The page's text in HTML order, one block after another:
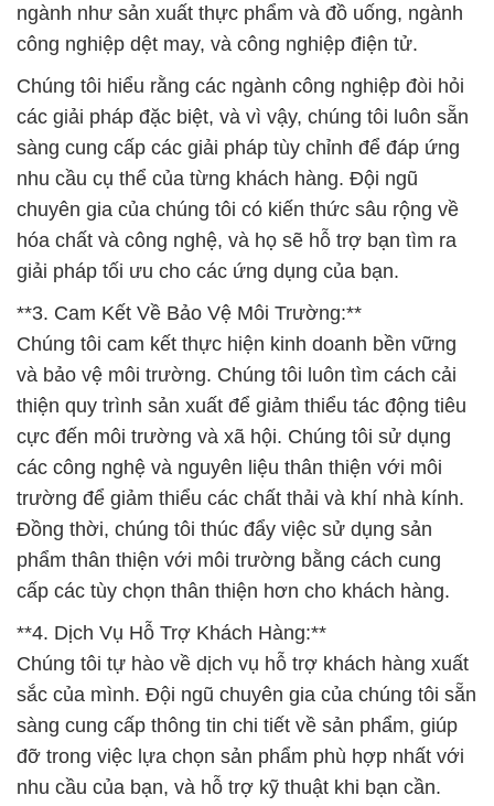
ngành như sản xuất thực phẩm và đồ uống, ngành
công nghiệp dệt may, và công nghiệp điện tử.
Chúng tôi hiểu rằng các ngành công nghiệp đòi hỏi
các giải pháp đặc biệt, và vì vậy, chúng tôi luôn sẵn
sàng cung cấp các giải pháp tùy chỉnh để đáp ứng
nhu cầu cụ thể của từng khách hàng. Đội ngũ
chuyên gia của chúng tôi có kiến thức sâu rộng về
hóa chất và công nghệ, và họ sẽ hỗ trợ bạn tìm ra
giải pháp tối ưu cho các ứng dụng của bạn.
**3. Cam Kết Về Bảo Vệ Môi Trường:**
Chúng tôi cam kết thực hiện kinh doanh bền vững
và bảo vệ môi trường. Chúng tôi luôn tìm cách cải
thiện quy trình sản xuất để giảm thiểu tác động tiêu
cực đến môi trường và xã hội. Chúng tôi sử dụng
các công nghệ và nguyên liệu thân thiện với môi
trường để giảm thiểu các chất thải và khí nhà kính.
Đồng thời, chúng tôi thúc đẩy việc sử dụng sản
phẩm thân thiện với môi trường bằng cách cung
cấp các tùy chọn thân thiện hơn cho khách hàng.
**4. Dịch Vụ Hỗ Trợ Khách Hàng:**
Chúng tôi tự hào về dịch vụ hỗ trợ khách hàng xuất
sắc của mình. Đội ngũ chuyên gia của chúng tôi sẵn
sàng cung cấp thông tin chi tiết về sản phẩm, giúp
đỡ trong việc lựa chọn sản phẩm phù hợp nhất với
nhu cầu của bạn, và hỗ trợ kỹ thuật khi bạn cần.